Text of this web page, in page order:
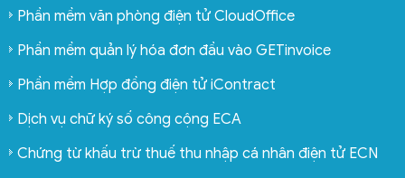
Phần mềm văn phòng điện tử CloudOffice
Phần mềm quản lý hóa đơn đầu vào GETinvoice
Phần mềm Hợp đồng điện tử iContract
Dịch vụ chữ ký số công cộng ECA
Chứng từ khấu trừ thuế thu nhập cá nhân điện tử ECN